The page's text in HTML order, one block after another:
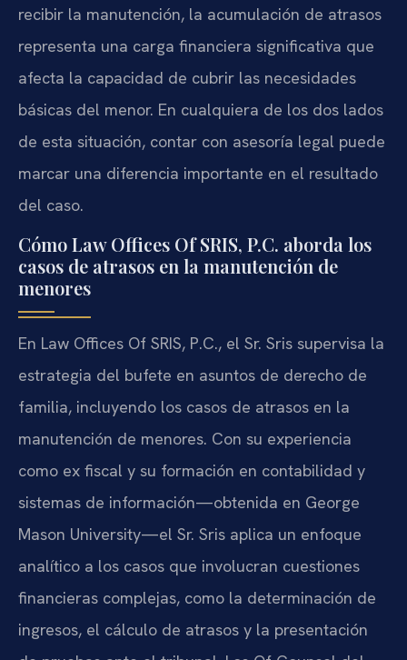
recibir la manutención, la acumulación de atrasos
representa una carga financiera significativa que
afecta la capacidad de cubrir las necesidades
básicas del menor. En cualquiera de los dos lados
de esta situación, contar con asesoría legal puede
marcar una diferencia importante en el resultado
del caso.
Cómo Law Offices Of SRIS, P.C. aborda los
casos de atrasos en la manutención de
menores
En Law Offices Of SRIS, P.C., el Sr. Sris supervisa la
estrategia del bufete en asuntos de derecho de
familia, incluyendo los casos de atrasos en la
manutención de menores. Con su experiencia
como ex fiscal y su formación en contabilidad y
sistemas de información—obtenida en George
Mason University—el Sr. Sris aplica un enfoque
analítico a los casos que involucran cuestiones
financieras complejas, como la determinación de
ingresos, el cálculo de atrasos y la presentación